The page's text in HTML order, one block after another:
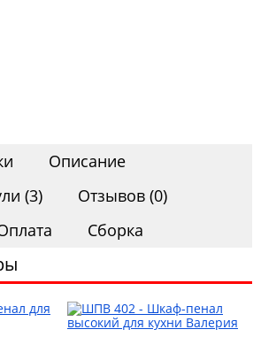
Описание
(3)
Отзывов (0)
Сборка